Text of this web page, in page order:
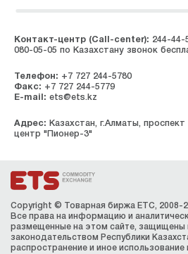
Контакт-центр (Call-center): 244-44-
080-05-05 по Казахстану звонок
Телефон: +7 727 244-5780
Факс: +7 727 244-5779
E-mail: ets@ets.kz
Адрес: Казахстан, г.Алматы,
центр "Пионер-3"
Copyright © Товарная биржа ЕТС, 2008-
Все права на информацию и
размещенные на этом сайте, защищены
законодательством Республики
распространение и иное